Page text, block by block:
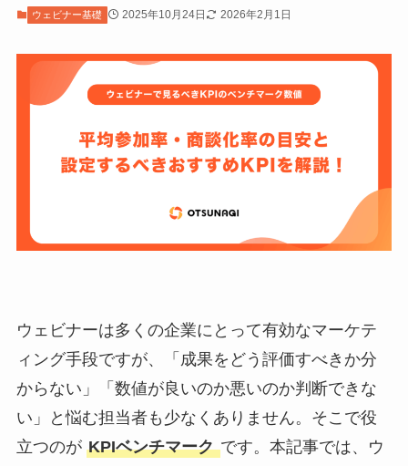
ウェビナー基礎 2025年10月24日 2026年2月1日
ウェビナーは多くの企業にとって有効なマーケテ
ィング手段ですが、「成果をどう評価すべきか分
からない」「数値が良いのか悪いのか判断できな
い」と悩む担当者も少なくありません。そこで役
立つのが KPIベンチマーク です。本記事では、ウ